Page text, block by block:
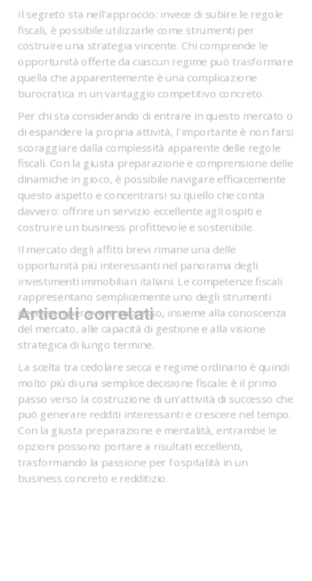
Il segreto sta nell'approccio: invece di subire le regole
fiscali, è possibile utilizzarle come strumenti per
costruire una strategia vincente. Chi comprende le
opportunità offerte da ciascun regime può trasformare
quella che apparentemente è una complicazione
burocratica in un vantaggio competitivo concreto.
Per chi sta considerando di entrare in questo mercato o
di espandere la propria attività, l'importante è non farsi
scoraggiare dalla complessità apparente delle regole
fiscali. Con la giusta preparazione e comprensione delle
dinamiche in gioco, è possibile navigare efficacemente
questo aspetto e concentrarsi su quello che conta
davvero: offrire un servizio eccellente agli ospiti e
costruire un business profittevole e sostenibile.
Il mercato degli affitti brevi rimane una delle
opportunità più interessanti nel panorama degli
investimenti immobiliari italiani. Le competenze fiscali
rappresentano semplicemente uno degli strumenti
necessari per avere successo, insieme alla conoscenza
del mercato, alle capacità di gestione e alla visione
strategica di lungo termine.
La scelta tra cedolare secca e regime ordinario è quindi
molto più di una semplice decisione fiscale: è il primo
passo verso la costruzione di un'attività di successo che
può generare redditi interessanti e crescere nel tempo.
Con la giusta preparazione e mentalità, entrambe le
opzioni possono portare a risultati eccellenti,
trasformando la passione per l'ospitalità in un
business concreto e redditizio.
Articoli correlati